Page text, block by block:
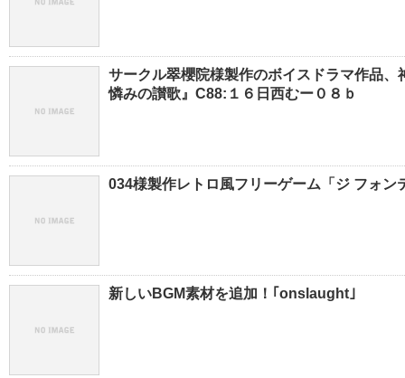
サークル翠櫻院様製作のボイスドラマ作品
憐みの讃歌』C88:１６日西むー０８ｂ
034様製作レトロ風フリーゲーム「ジ フォ
新しいBGM素材を追加！｢onslaught｣